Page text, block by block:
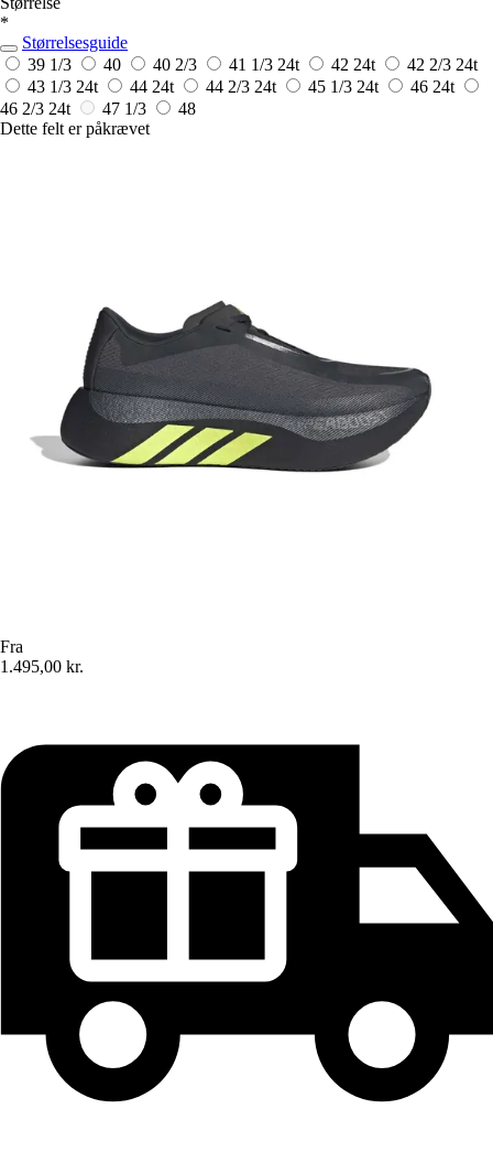
*
Størrelsesguide
39 1/3
40 40 2/3 41 1/3 24t 42 24t 42 2/3 24t
43 1/3 24t 44 24t 44 2/3 24t 45 1/3 24t 46 24t
46 2/3 24t 47 1/3
48
Dette felt er påkrævet
Fra
1.495,00 kr.